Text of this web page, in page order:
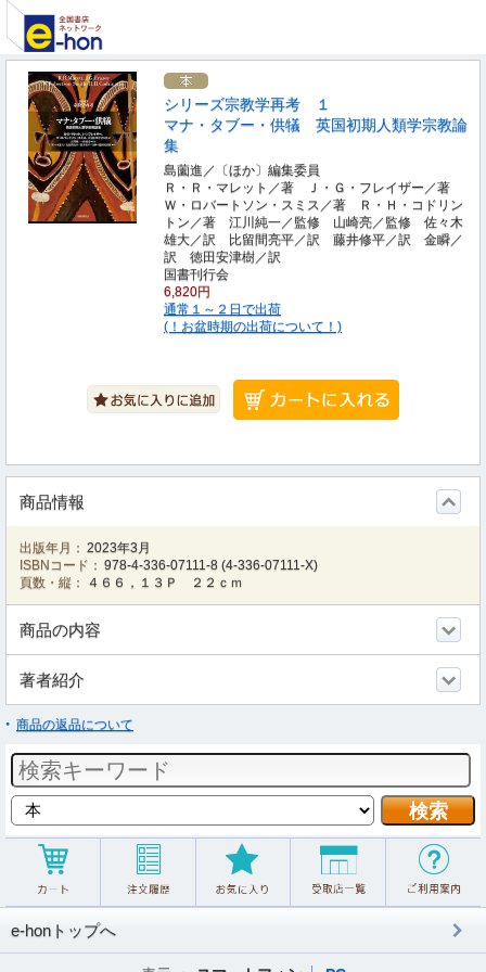
シリーズ宗教学再考 １
マナ・タブー・供犠 英国初期人類学宗教論
集
島薗進／〔ほか〕編集委員
Ｒ・Ｒ・マレット／著 Ｊ・Ｇ・フレイザー／著
Ｗ・ロバートソン・スミス／著 Ｒ・Ｈ・コドリン
トン／著 江川純一／監修 山崎亮／監修 佐々木
雄大／訳 比留間亮平／訳 藤井修平／訳 金瞬／
訳 徳田安津樹／訳
国書刊行会
6,820円
通常１～２日で出荷
(！お盆時期の出荷について！)
商品情報
出版年月： 2023年3月
ISBNコード： 978-4-336-07111-8 (4-336-07111-X)
頁数・縦：
４６６，１３Ｐ ２２ｃｍ
商品の内容
著者紹介
商品の返品について
e-honトップへ